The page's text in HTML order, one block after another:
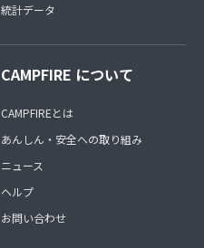
統計データ
CAMPFIRE について
CAMPFIREとは
あんしん・安全への取り組み
ニュース
ヘルプ
お問い合わせ